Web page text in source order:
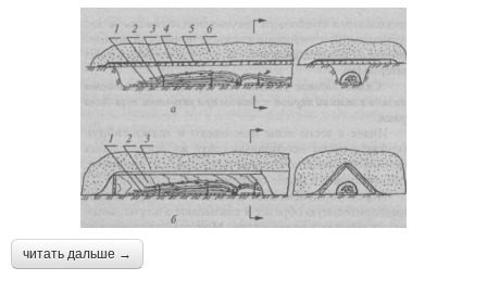
читать дальше →